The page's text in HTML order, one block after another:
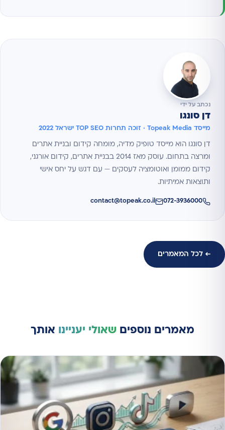
נכתב על ידי
דן סונגו
מייסד Topeak Media · זוכה תחרות TOP SEO ישראל 2022
דן סונגו הוא מייסד טופיק מדיה, מומחה קידום ובניית אתרים
ומרצה בתחום. עוסק מאז 2014 בבניית אתרים, קידום אורגני,
קידום ממומן ואוטומציה לעסקים — עם דגש על יחס אישי
ותוצאות אמיתיות.
072-3936000
contact@topeak.co.il
← לכל המאמרים
מאמרים נוספים שאולי יעניינו אותך